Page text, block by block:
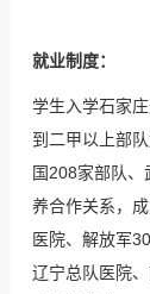
就业制度：
学生入学石家
到二甲以上部
国208家部队
养合作关系，
医院、解放军
辽宁总队医院